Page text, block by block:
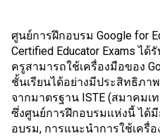
ศูนย์การฝึกอบรม Google for
Certified Educator Exams ไ
ครูสามารถใช้เครื่องมือของ
ชั้นเรียนได้อย่างมีประสิทธิภา
จากมาตรฐาน ISTE (สมาคม
ซึ่งศูนย์การฝึกอบรมเเห่งนี้ ได้
อบรม, การแนะนำการใช้เครื่